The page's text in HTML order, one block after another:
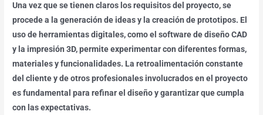
Una vez que se tienen claros los requisitos del proyecto, se
procede a la generación de ideas y la creación de prototipos. El
uso de herramientas digitales, como el software de diseño CAD
y la impresión 3D, permite experimentar con diferentes formas,
materiales y funcionalidades. La retroalimentación constante
del cliente y de otros profesionales involucrados en el proyecto
es fundamental para refinar el diseño y garantizar que cumpla
con las expectativas.